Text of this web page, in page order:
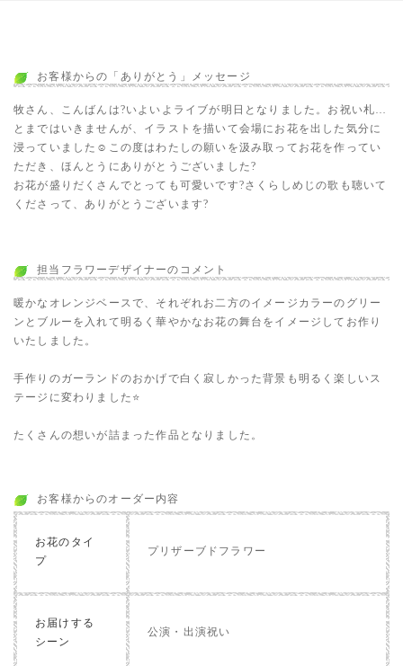
お客様からの「ありがとう」メッセージ
牧さん、こんばんは?いよいよライブが明日となりました。お祝い札…
とまではいきませんが、イラストを描いて会場にお花を出した気分に
浸っていました☺この度はわたしの願いを汲み取ってお花を作ってい
ただき、ほんとうにありがとうございました?
お花が盛りだくさんでとっても可愛いです?さくらしめじの歌も聴いて
くださって、ありがとうございます?
担当フラワーデザイナーのコメント
暖かなオレンジベースで、それぞれお二方のイメージカラーのグリー
ンとブルーを入れて明るく華やかなお花の舞台をイメージしてお作り
いたしました。
手作りのガーランドのおかげで白く寂しかった背景も明るく楽しいス
テージに変わりました⭐️
たくさんの想いが詰まった作品となりました。
お客様からのオーダー内容
お花のタイ
プ
プリザーブドフラワー
お届けする
シーン
公演・出演祝い